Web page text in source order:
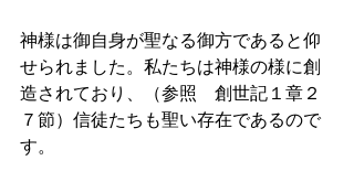
神様は御自身が聖なる御方であると仰
せられました。私たちは神様の様に創
造されており、（参照　創世記１章２
７節）信徒たちも聖い存在であるので
す。